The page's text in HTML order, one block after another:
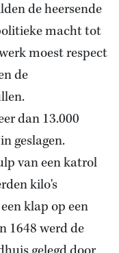
de heersende
macht tot
moest respect
de
dan 13.000
geslagen.
van een katrol
kilo's
klap op een
1648 werd de